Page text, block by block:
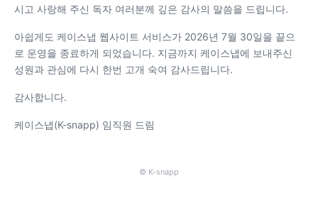
시고 사랑해 주신 독자 여러분께 깊은 감사의 말씀을 드립니다.
아쉽게도 케이스냅 웹사이트 서비스가 2026년 7월 30일을 끝으
로 운영을 종료하게 되었습니다. 지금까지 케이스냅에 보내주신
성원과 관심에 다시 한번 고개 숙여 감사드립니다.
감사합니다.
케이스냅(K-snapp) 임직원 드림
© K-snapp